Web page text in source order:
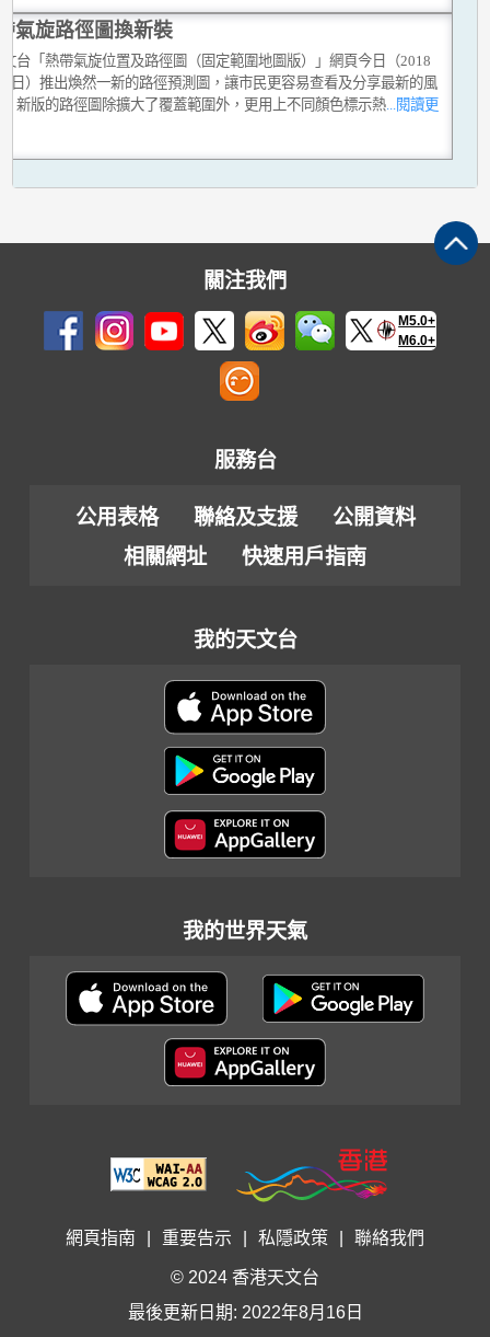
氣旋路徑圖換新裝
台「熱帶氣旋位置及路徑圖（固定範圍地圖版）」網頁今日（2018
日）推出煥然一新的路徑預測圖，讓市民更容易查看及分享最新的風
新版的路徑圖除擴大了覆蓋範圍外，更用上不同顏色標示熱 ...閱讀更
關注我們
M5.0+
M6.0+
服務台
公用表格 聯絡及支援
公開資料
相關網址
快速用戶指南
我的天文台
我的世界天氣
網頁指南 重要告示 私隱政策 聯絡我們
© 2024 香港天文台
最後更新日期: 2022年8月16日